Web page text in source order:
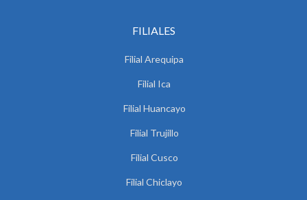
FILIALES
Filial Arequipa
Filial Ica
Filial Huancayo
Filial Trujillo
Filial Cusco
Filial Chiclayo